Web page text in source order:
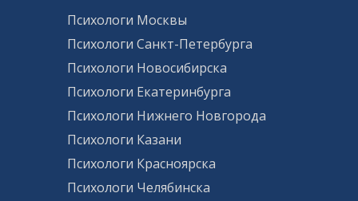
Психологи Москвы
Психологи Санкт-Петербурга
Психологи Новосибирска
Психологи Екатеринбурга
Психологи Нижнего Новгорода
Психологи Казани
Психологи Красноярска
Психологи Челябинска